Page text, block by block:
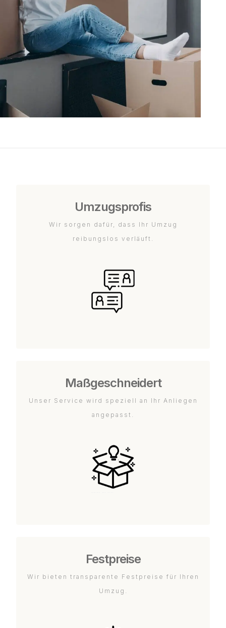
Umzugsprofis
Wir sorgen dafür, dass Ihr Umzug
reibungslos verläuft.
Maßgeschneidert
Unser Service wird speziell an Ihr Anliegen
angepasst.
Festpreise
Wir bieten transparente Festpreise für Ihren
Umzug.